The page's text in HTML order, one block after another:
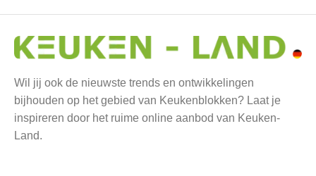
Wil jij ook de nieuwste trends en ontwikkelingen
bijhouden op het gebied van Keukenblokken? Laat je
inspireren door het ruime online aanbod van Keuken-
Land.